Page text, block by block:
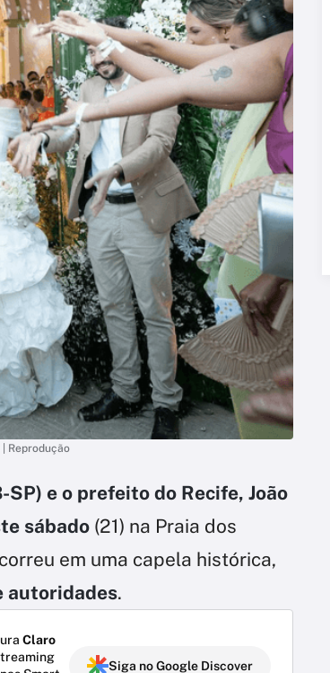
Reprodução
e o prefeito do Recife, João
sábado (21) na Praia dos
em uma capela histórica,
autoridades.
Claro
Siga no Google Discover